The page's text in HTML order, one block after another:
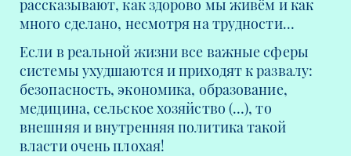
рассказывают, как здорово мы живём и как
много сделано, несмотря на трудности…
Если в реальной жизни все важные сферы
системы ухудшаются и приходят к развалу:
безопасность, экономика, образование,
медицина, сельское хозяйство (…), то
внешняя и внутренняя политика такой
власти очень плохая!